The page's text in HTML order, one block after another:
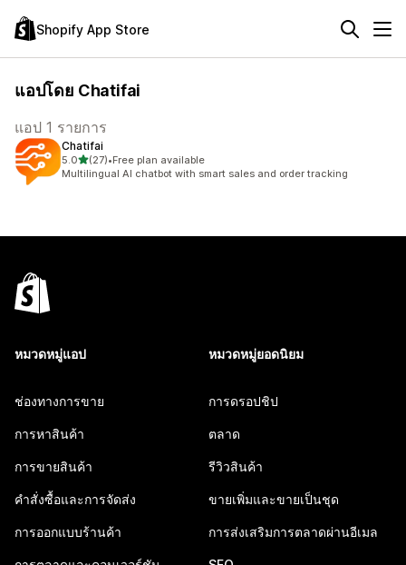
Shopify App Store
แอปโดย Chatifai
แอป 1 รายการ
Chatifai
5.0เต็ม 5 ดาว
(27)
ทั้งหมด 27 รีวิว
•Free plan available
Multilingual AI chatbot with smart sales and order tracking
หมวดหมู่แอป
ช่องทางการขาย
การหาสินค้า
การขายสินค้า
คำสั่งซื้อและการจัดส่ง
การออกแบบร้านค้า
หมวดหมู่ยอดนิยม
การดรอปชิป
ตลาด
รีวิวสินค้า
ขายเพิ่มและขายเป็นชุด
การส่งเสริมการตลาดผ่านอีเมล